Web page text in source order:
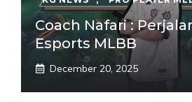
Coach Nafari :
Esports MLBB
December 20, 2025